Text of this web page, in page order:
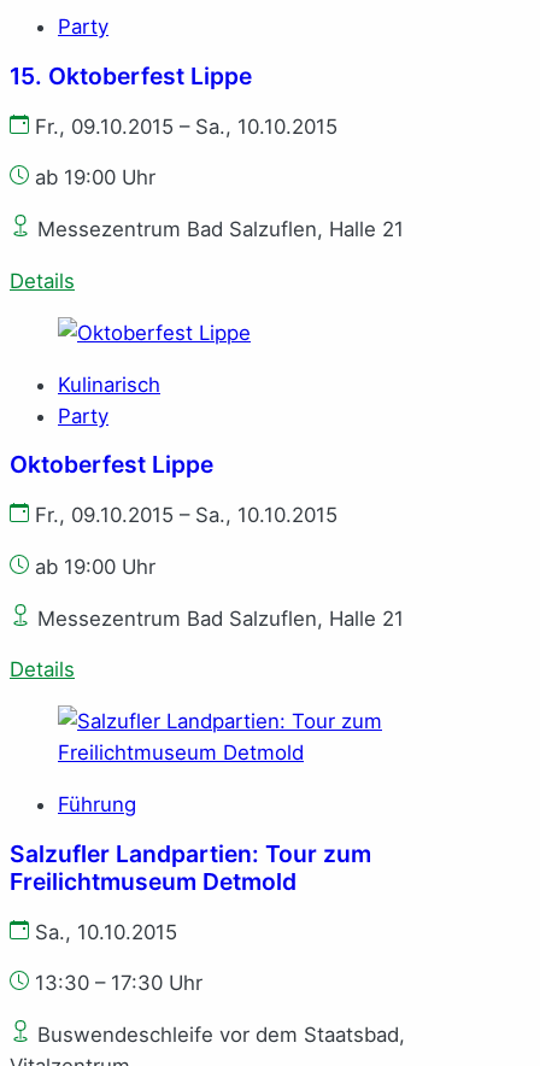
Party
15. Oktoberfest Lippe
Fr., 09.10.2015 – Sa., 10.10.2015
ab 19:00 Uhr
Messezentrum Bad Salzuflen, Halle 21
Details
Kulinarisch
Party
Oktoberfest Lippe
Fr., 09.10.2015 – Sa., 10.10.2015
ab 19:00 Uhr
Messezentrum Bad Salzuflen, Halle 21
Details
Führung
Salzufler Landpartien: Tour zum
Freilichtmuseum Detmold
Sa., 10.10.2015
13:30 – 17:30 Uhr
Buswendeschleife vor dem Staatsbad,